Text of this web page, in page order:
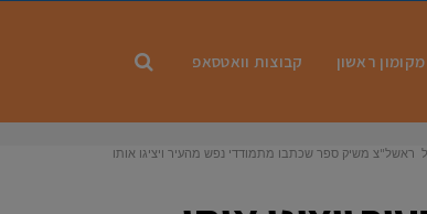
ראשון קבוצות וואטסאפ
ראשל"צ משיק ספר שכתבו מתמודדי נפש מהעיר ויציגו אותו